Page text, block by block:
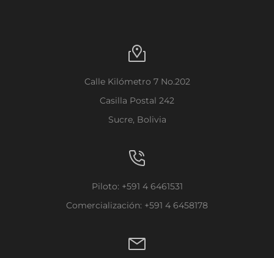
Calle Kilómetro 7 No.202
Casilla Postal 242
Sucre, Bolivia
Piloto: +591 4 6461531
Comercialización: +591 4 6458178